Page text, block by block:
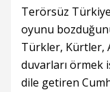
Terörsüz Türkiye
oyunu
Türkler, Kürtler,
duvarları örmek
dile getiren